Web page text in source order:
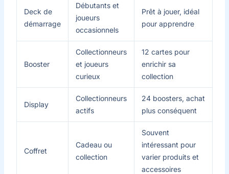
Deck de
démarrage
Débutants et
joueurs
occasionnels
Prêt à jouer, idéal
pour apprendre
Booster
Collectionneurs
et joueurs
curieux
12 cartes pour
enrichir sa
collection
Display
Collectionneurs
actifs
24 boosters, achat
plus conséquent
Coffret
Cadeau ou
collection
Souvent
intéressant pour
varier produits et
accessoires